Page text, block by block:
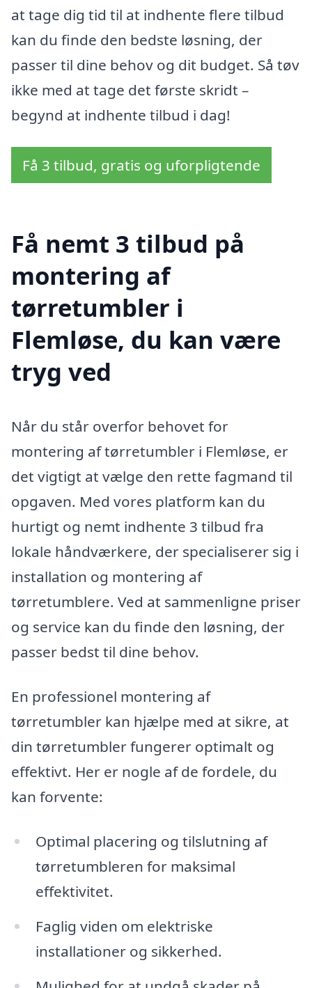
at tage dig tid til at indhente flere tilbud
kan du finde den bedste løsning, der
passer til dine behov og dit budget. Så tøv
ikke med at tage det første skridt –
begynd at indhente tilbud i dag!
Få 3 tilbud, gratis og uforpligtende
Få nemt 3 tilbud på
montering af
tørretumbler i
Flemløse, du kan være
tryg ved
Når du står overfor behovet for
montering af tørretumbler i Flemløse, er
det vigtigt at vælge den rette fagmand til
opgaven. Med vores platform kan du
hurtigt og nemt indhente 3 tilbud fra
lokale håndværkere, der specialiserer sig i
installation og montering af
tørretumblere. Ved at sammenligne priser
og service kan du finde den løsning, der
passer bedst til dine behov.
En professionel montering af
tørretumbler kan hjælpe med at sikre, at
din tørretumbler fungerer optimalt og
effektivt. Her er nogle af de fordele, du
kan forvente:
Optimal placering og tilslutning af
tørretumbleren for maksimal
effektivitet.
Faglig viden om elektriske
installationer og sikkerhed.